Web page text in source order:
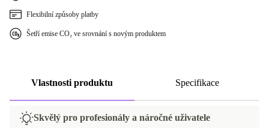
Flexibilní způsoby platby
Šetří emise CO₂ ve srovnání s novým produktem
Vlastnosti produktu Specifikace
Skvělý pro profesionály a náročné uživatele